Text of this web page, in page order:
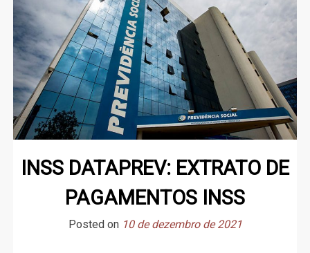
INSS DATAPREV: EXTRATO DE
PAGAMENTOS INSS
Posted on 10 de dezembro de 2021